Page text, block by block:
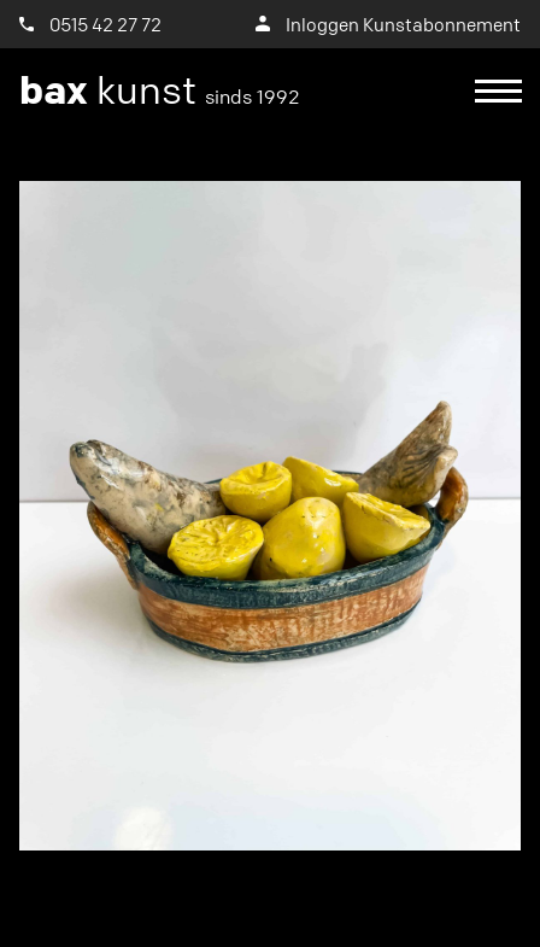
0515 42 27 72 Inloggen Kunstabonnement
bax kunst sinds 1992